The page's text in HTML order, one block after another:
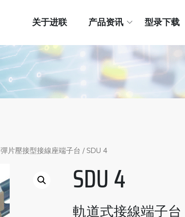
关于进联 产品资讯 型录下载
彈片壓接型接線座端子台 / SDU 4
SDU 4
軌道式接線端子台